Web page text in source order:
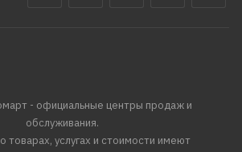
- официальные центры продаж и
обслуживания.
товарах, услугах и стоимости имеют